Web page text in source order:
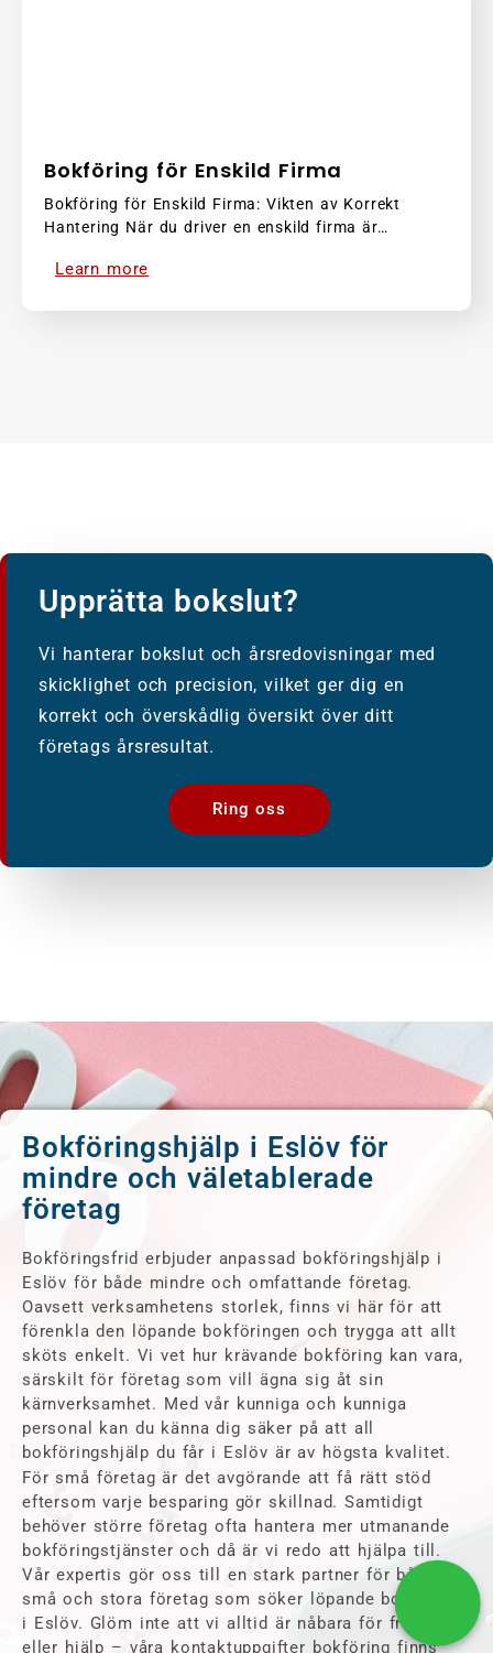
Bokföring för Enskild Firma
Bokföring för Enskild Firma: Vikten av Korrekt
Hantering När du driver en enskild firma är…
Learn more
Upprätta bokslut?
Vi hanterar bokslut och årsredovisningar med
skicklighet och precision, vilket ger dig en
korrekt och överskådlig översikt över ditt
företags årsresultat.
Ring oss
Bokföringshjälp i Eslöv för
mindre och väletablerade
företag
Bokföringsfrid erbjuder anpassad bokföringshjälp i
Eslöv för både mindre och omfattande företag.
Oavsett verksamhetens storlek, finns vi här för att
förenkla den löpande bokföringen och trygga att allt
sköts enkelt. Vi vet hur krävande bokföring kan vara,
särskilt för företag som vill ägna sig åt sin
kärnverksamhet. Med vår kunniga och kunniga
personal kan du känna dig säker på att all
bokföringshjälp du får i Eslöv är av högsta kvalitet.
För små företag är det avgörande att få rätt stöd
eftersom varje besparing gör skillnad. Samtidigt
behöver större företag ofta hantera mer utmanande
bokföringstjänster och då är vi redo att hjälpa till.
Vår expertis gör oss till en stark partner för både
små och stora företag som söker löpande bokföring
i Eslöv. Glöm inte att vi alltid är nåbara för frågor
eller hjälp – våra kontaktuppgifter bokföring finns